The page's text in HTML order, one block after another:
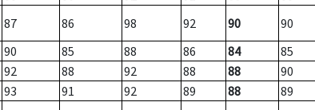
87 86 98 92 90
90
90 85 88 86 84
85
92 88 92 88 88
90
93 91 92 89 88
89